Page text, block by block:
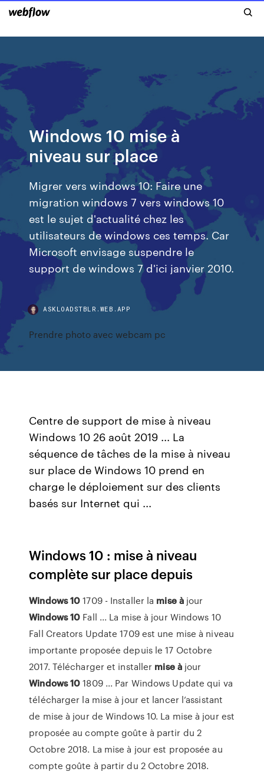
Windows 10 mise à
niveau sur place
Migrer vers windows 10: Faire une
migration windows 7 vers windows 10
est le sujet d'actualité chez les
utilisateurs de windows ces temps. Car
Microsoft envisage suspendre le
support de windows 7 d'ici janvier 2010.
ASKLOADSTBLR.WEB.APP
Prendre photo avec webcam pc
Centre de support de mise à niveau
Windows 10 26 août 2019 ... La
séquence de tâches de la mise à niveau
sur place de Windows 10 prend en
charge le déploiement sur des clients
basés sur Internet qui ...
Windows 10 : mise à niveau
complète sur place depuis
Windows101709 - Installer la mise à jour
Windows10 Fall ... La mise à jour Windows 10
Fall Creators Update 1709 est une mise à niveau
importante proposée depuis le 17 Octobre
2017. Télécharger et installer mise à jour
Windows101809 ... Par Windows Update qui va
télécharger la mise à jour et lancer l’assistant
de mise à jour de Windows 10. La mise à jour est
proposée au compte goûte à partir du 2
Octobre 2018. La mise à jour est proposée au
compte goûte à partir du 2 Octobre 2018.